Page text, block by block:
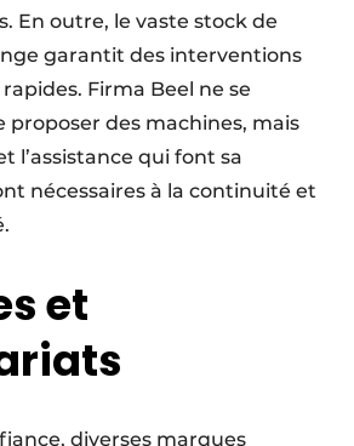
En outre, le vaste stock de
garantit des interventions
Firma Beel ne se
proposer des machines, mais
l’assistance qui font sa
nécessaires à la continuité et
et
diverses marques